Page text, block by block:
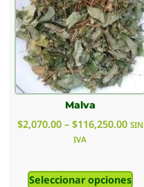
Malva
$2,070.00 – $116,250.00 SIN
IVA
Seleccionar opciones